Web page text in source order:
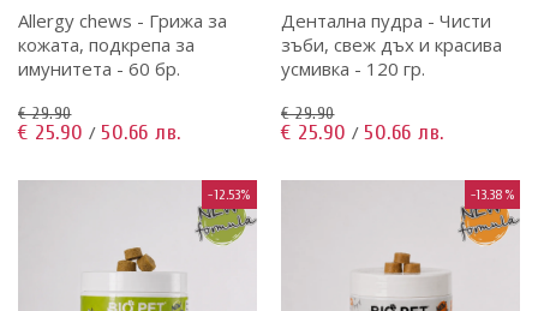
Allergy chews - Грижа за
кожата, подкрепа за
имунитета - 60 бр.
€ 29.90
€ 25.90 / 50.66 лв.
Дентална пудра - Чисти
зъби, свеж дъх и красива
усмивка - 120 гр.
€ 29.90
€ 25.90 / 50.66 лв.
-12.53% -13.38%